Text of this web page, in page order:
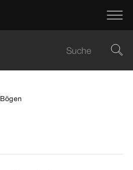
Bögen